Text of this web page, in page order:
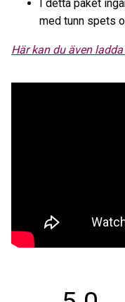
I detta paket
med tunn spets
Här kan du även